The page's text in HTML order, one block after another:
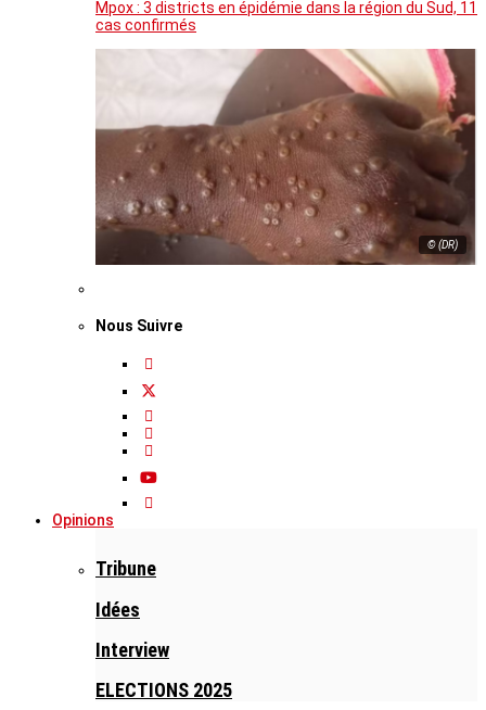
Mpox : 3 districts en épidémie dans la région du Sud, 11
cas confirmés
© (DR)
Nous Suivre
Opinions
Tribune
Idées
Interview
ELECTIONS 2025